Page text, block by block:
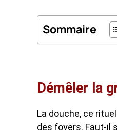
Sommaire
Démêler la
La douche, ce
des foyers. Faut-il